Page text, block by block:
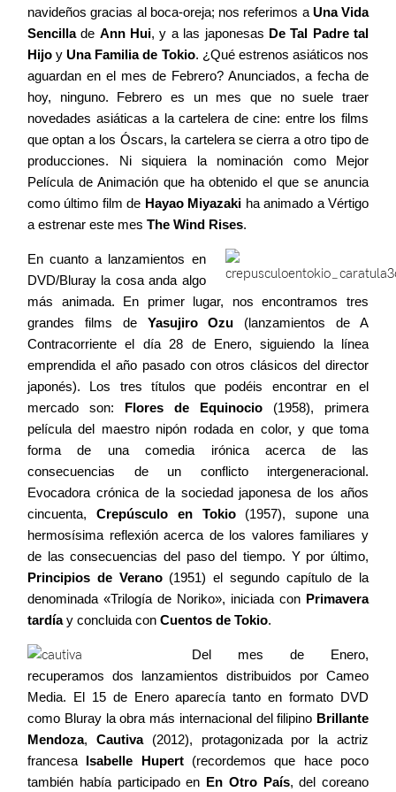
navideños gracias al boca-oreja; nos referimos a Una Vida
Sencillade Ann Hui, y a las japonesas De Tal Padre tal
Hijo yUna Familia de Tokio. ¿Qué estrenos asiáticos nos
aguardan en el mes de Febrero? Anunciados, a fecha de
hoy, ninguno. Febrero es un mes que no suele traer
novedades asiáticas a la cartelera de cine: entre los films
que optan a los Óscars, la cartelera se cierra a otro tipo de
producciones. Ni siquiera la nominación como Mejor
Película de Animación que ha obtenido el que se anuncia
como último film de Hayao Miyazaki ha animado a Vértigo
a estrenar este mes The Wind Rises.
En cuanto a lanzamientos en
DVD/Bluray la cosa anda algo
más animada. En primer lugar, nos encontramos tres
grandes films de Yasujiro Ozu (lanzamientos de A
Contracorriente el día 28 de Enero, siguiendo la línea
emprendida el año pasado con otros clásicos del director
japonés). Los tres títulos que podéis encontrar en el
mercado son: Flores de Equinocio (1958), primera
película del maestro nipón rodada en color, y que toma
forma de una comedia irónica acerca de las
consecuencias de un conflicto intergeneracional.
Evocadora crónica de la sociedad japonesa de los años
cincuenta, Crepúsculo en Tokio(1957), supone una
hermosísima reflexión acerca de los valores familiares y
de las consecuencias del paso del tiempo. Y por último,
Principios de Verano(1951) el segundo capítulo de la
denominada «Trilogía de Noriko», iniciada con Primavera
tardíay concluida con Cuentos de Tokio.
Del mes de Enero,
recuperamos dos lanzamientos distribuidos por Cameo
Media. El 15 de Enero aparecía tanto en formato DVD
como Bluray la obra más internacional del filipino Brillante
Mendoza, Cautiva(2012), protagonizada por la actriz
francesa Isabelle Hupert(recordemos que hace poco
también había participado en En Otro País, del coreano